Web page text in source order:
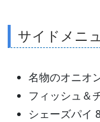
サイドメニ
名物のオニオ
フィッシュ＆
シェーズパイ